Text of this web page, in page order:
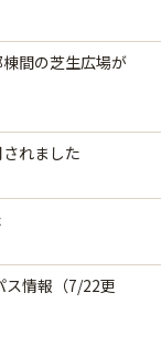
間の芝生広場が
れました
ス情報（7/22更